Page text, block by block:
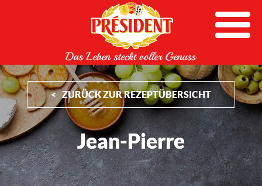
ZURÜCK ZUR REZEPTÜBERSICHT
Jean-Pierre